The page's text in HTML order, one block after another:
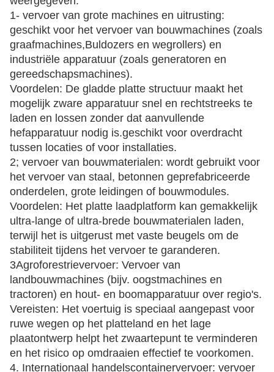
Toepassingsscenario:
Hieronder worden enkele typische
toepassingsscenario's van platte opleggers
weergegeven:
1- vervoer van grote machines en uitrusting:
geschikt voor het vervoer van bouwmachines (zoals
graafmachines,Buldozers en wegrollers) en
industriële apparatuur (zoals generatoren en
gereedschapsmachines).
Voordelen: De gladde platte structuur maakt het
mogelijk zware apparatuur snel en rechtstreeks te
laden en lossen zonder dat aanvullende